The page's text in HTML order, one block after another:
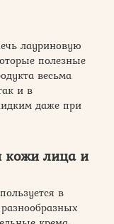
лауриновую
полезные
весьма
и в
даже при
кожи лица и
в